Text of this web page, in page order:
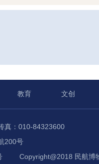
教育 文创
真：010-84323600
200号
Copyright@2018 民航博